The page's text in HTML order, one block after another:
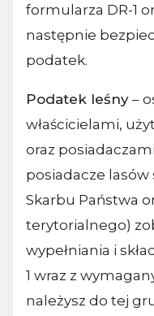
formularza DR-1
następnie
podatek.
Podatek leśny –
właścicielami,
oraz
posiadacze lasów
Skarbu Państwa
terytorialnego)
wypełniania i
1 wraz z
należysz do tej